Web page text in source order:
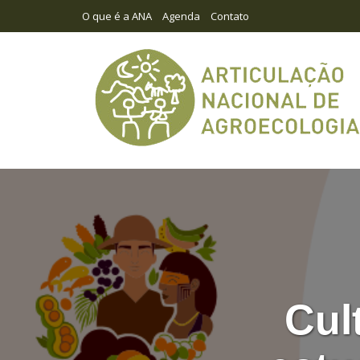
O que é a ANA Agenda Contato